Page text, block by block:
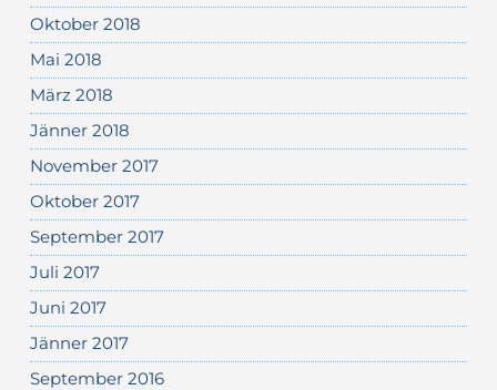
Oktober 2018
Mai 2018
März 2018
Jänner 2018
November 2017
Oktober 2017
September 2017
Juli 2017
Juni 2017
Jänner 2017
September 2016